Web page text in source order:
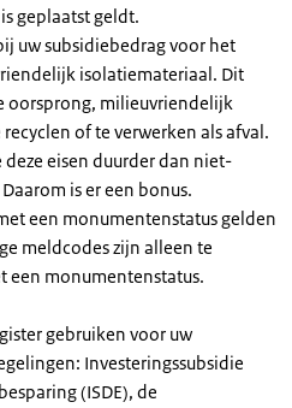
geplaatst geldt.
uw subsidiebedrag voor het
isolatiemateriaal. Dit
oorsprong, milieuvriendelijk
of te verwerken als afval.
eisen duurder dan niet-
is er een bonus.
een monumentenstatus gelden
meldcodes zijn alleen te
een monumentenstatus.
gebruiken voor uw
Investeringssubsidie
(ISDE), de